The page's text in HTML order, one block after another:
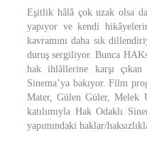
Eşitlik hâlâ çok uzak olsa
yapıyor ve kendi
kavramını daha sık
duruş sergiliyor. Bunca
hak ihlâllerine karşı
Sinema’ya bakıyor. Film
Mater, Gülen Güler, Melek
katılımıyla Hak Odaklı
yapımındaki haklar/